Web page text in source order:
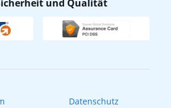
und Qualität
Datenschutz